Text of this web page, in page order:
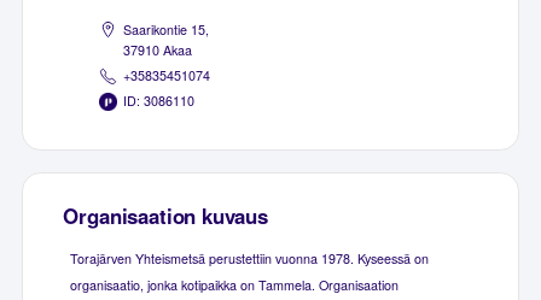
Saarikontie 15,
37910 Akaa
+35835451074
ID: 3086110
Organisaation kuvaus
Torajärven Yhteismetsä perustettiin vuonna 1978. Kyseessä on
organisaatio, jonka kotipaikka on Tammela. Organisaation